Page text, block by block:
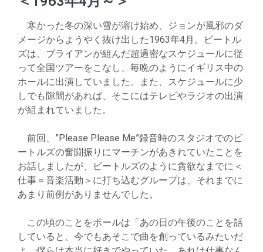
寒かった冬の深い雪が溶け始め、ジョンが風邪のダ
メージからようやく抜け出した1963年4月。ビートル
ズは、ブライアンが組んだ超過密なスケジュールに従
って全国ツアーをこなし、毎晩のようにイギリス中の
ホールに出演していました。また、スケジュールに少
しでも隙間があれば、そこにはテレビやラジオの出演
が組まれていました。
前回、”Please Please Me”録音時のスタジオでのビ
ートルズの奮闘振りにマーチンがあきれていたことを
お話しましたが、ビートルズのように貪欲なまでに＜
仕事＝音楽活動＞に打ち込むグループは、それまでに
あまり前例がありませんでした。
この頃のことをポールは「あの日の午後のことを話
していると、今でもあそこで曲を創っているみたいだ